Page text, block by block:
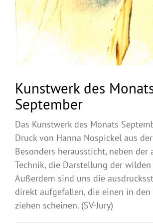
Kunstwerk des
September
Das Kunstwerk des Monats
Druck von Hanna Nospickel aus
Besonders heraussticht, neben der
Technik, die Darstellung der wilden
Außerdem sind uns die
direkt aufgefallen, die einen in den
ziehen scheinen. (SV-Jury)